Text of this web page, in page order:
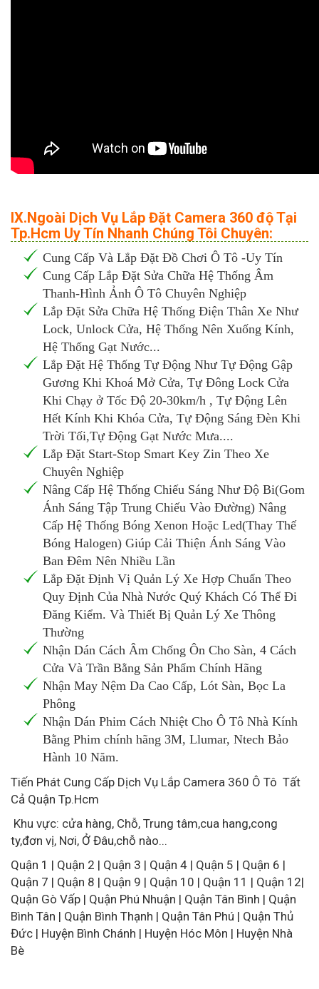
IX.Ngoài Dịch Vụ Lắp Đặt Camera 360 độ Tại
Tp.Hcm Uy Tín Nhanh Chúng Tôi Chuyên:
Cung Cấp Và Lắp Đặt Đồ Chơi Ô Tô -Uy Tín
Cung Cấp Lắp Đặt Sửa Chữa Hệ Thống Âm
Thanh-Hình Ảnh Ô Tô Chuyên Nghiệp
Lắp Đặt Sửa Chữa Hệ Thống Điện Thân Xe Như
Lock, Unlock Cửa, Hệ Thống Nên Xuống Kính,
Hệ Thống Gạt Nước...
Lắp Đặt Hệ Thống Tự Động Như Tự Động Gập
Gương Khi Khoá Mở Cửa, Tự Đông Lock Cửa
Khi Chạy ở Tốc Độ 20-30km/h , Tự Động Lên
Hết Kính Khi Khóa Cửa, Tự Động Sáng Đèn Khi
Trời Tối,Tự Động Gạt Nước Mưa....
Lắp Đặt Start-Stop Smart Key Zin Theo Xe
Chuyên Nghiệp
Nâng Cấp Hệ Thống Chiếu Sáng Như Độ Bi(Gom
Ánh Sáng Tập Trung Chiếu Vào Đường) Nâng
Cấp Hệ Thống Bóng Xenon Hoặc Led(Thay Thế
Bóng Halogen) Giúp Cải Thiện Ánh Sáng Vào
Ban Đêm Nên Nhiều Lần
Lắp Đặt Định Vị Quản Lý Xe Hợp Chuẩn Theo
Quy Định Của Nhà Nước Quý Khách Có Thể Đi
Đăng Kiểm. Và Thiết Bị Quản Lý Xe Thông
Thường
Nhận Dán Cách Âm Chống Ôn Cho Sàn, 4 Cách
Cửa Và Trần Bằng Sản Phẩm Chính Hãng
Nhận May Nệm Da Cao Cấp, Lót Sàn, Bọc La
Phông
Nhận Dán Phim Cách Nhiệt Cho Ô Tô Nhà Kính
Bằng Phim chính hãng 3M, Llumar, Ntech Bảo
Hành 10 Năm.
Tiến Phát Cung Cấp Dịch Vụ Lắp Camera 360 Ô Tô Tất
Cả Quận Tp.Hcm
Khu vực: cửa hàng, Chỗ, Trung tâm,cua hang,cong
ty,đơn vị, Nơi, Ở Đâu,chỗ nào...
Quận 1 | Quận 2 | Quận 3 | Quận 4 | Quận 5 | Quận 6 |
Quận 7 | Quận 8 | Quận 9 | Quận 10 | Quận 11 | Quận 12|
Quận Gò Vấp | Quận Phú Nhuận | Quận Tân Bình | Quận
Bình Tân | Quận Bình Thạnh | Quận Tân Phú | Quận Thủ
Đức | Huyện Bình Chánh | Huyện Hóc Môn | Huyện Nhà
Bè